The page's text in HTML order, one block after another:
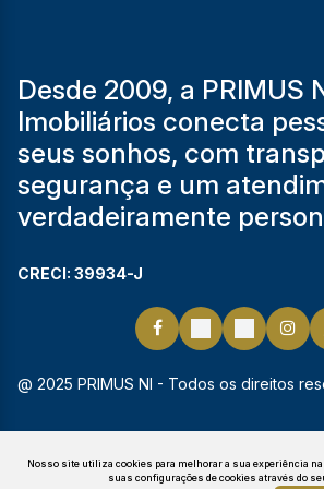
Nosso site utiliza cookies para melhorar a sua experiência na
suas configurações de cookies através do
Desde 2009, a PRIMUS
Imobiliários conecta
seus sonhos, com
segurança e um
verdadeiramente
CRECI: 39934-J
@ 2025 PRIMUS NI - Todos os direitos